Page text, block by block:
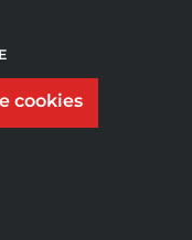
cookies